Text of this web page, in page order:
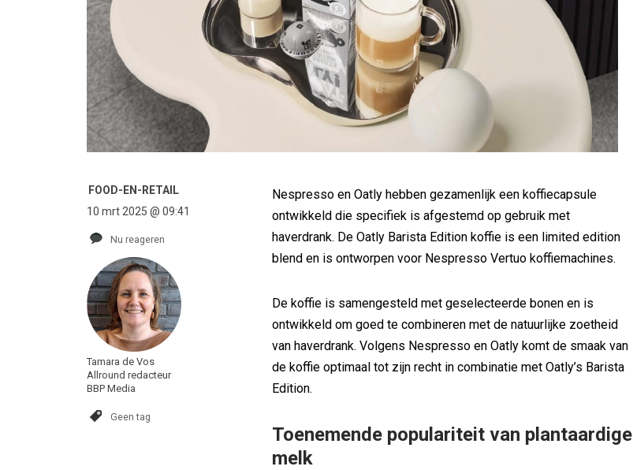
FOOD-EN-RETAIL
10 mrt 2025 @ 09:41
Nu reageren
Tamara de Vos
Allround redacteur
BBP Media
Geen tag
Nespresso en Oatly hebben gezamenlijk een koffiecapsule
ontwikkeld die specifiek is afgestemd op gebruik met
haverdrank. De Oatly Barista Edition koffie is een limited edition
blend en is ontworpen voor Nespresso Vertuo koffiemachines.
De koffie is samengesteld met geselecteerde bonen en is
ontwikkeld om goed te combineren met de natuurlijke zoetheid
van haverdrank. Volgens Nespresso en Oatly komt de smaak van
de koffie optimaal tot zijn recht in combinatie met Oatly’s Barista
Edition.
Toenemende populariteit van plantaardige
melk